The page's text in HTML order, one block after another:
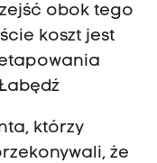
obok tego
koszt jest
którzy
że